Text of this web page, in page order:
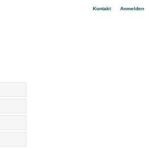
Kontakt| Anmelden